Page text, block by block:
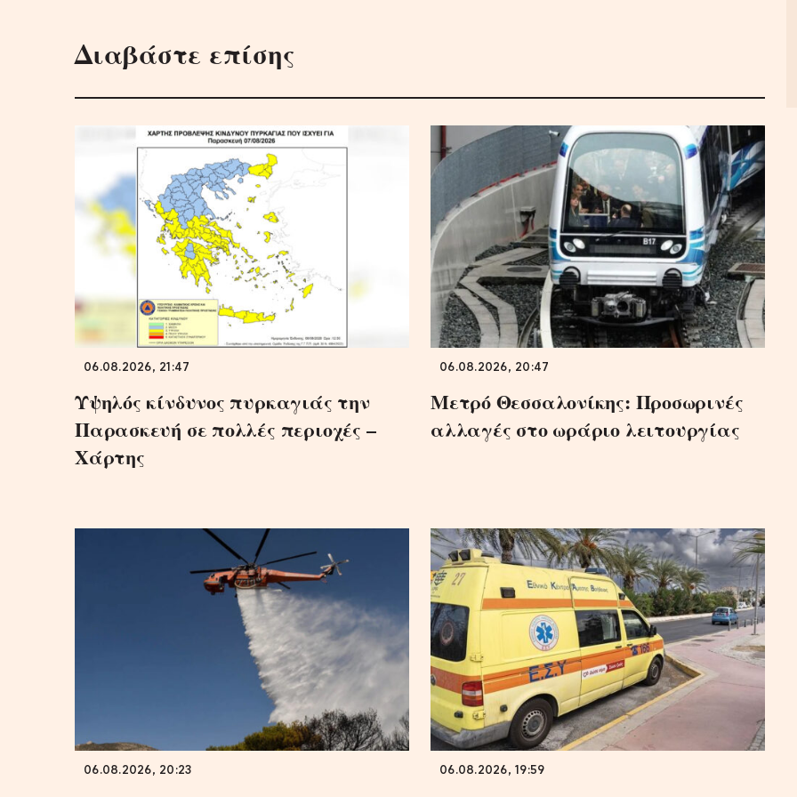
Διαβάστε επίσης
06.08.2026, 21:47
Υψηλός κίνδυνος πυρκαγιάς την
Παρασκευή σε πολλές περιοχές –
Χάρτης
06.08.2026, 20:47
Μετρό Θεσσαλονίκης: Προσωρινές
αλλαγές στο ωράριο λειτουργίας
06.08.2026, 20:23 06.08.2026, 19:59